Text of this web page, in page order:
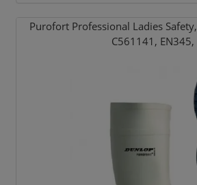
Purofort Professional Ladies Safety,
C561141, EN345,